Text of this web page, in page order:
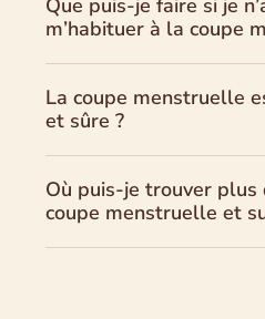
Que puis-je faire si je
m’habituer à la coupe
La coupe menstruelle
et sûre ?
Où puis-je trouver plus
coupe menstruelle et